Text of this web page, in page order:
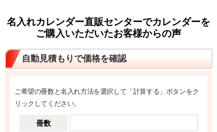
名入れカレンダー直販センターでカレンダーを
ご購入いただいたお客様からの声
自動見積もりで価格を確認
ご希望の冊数と名入れ方法を選択して「計算する」ボタンをク
リックしてください。
冊数